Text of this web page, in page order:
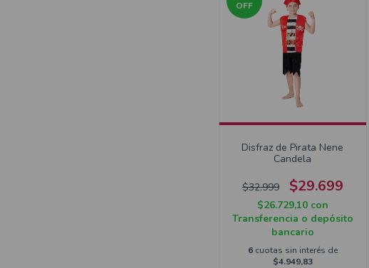
OFF
Disfraz de Pirata Nene
Candela
$32.999 $29.699
$26.729,10 con
Transferencia o depósito
bancario
6 cuotas sin interés de
$4.949,83